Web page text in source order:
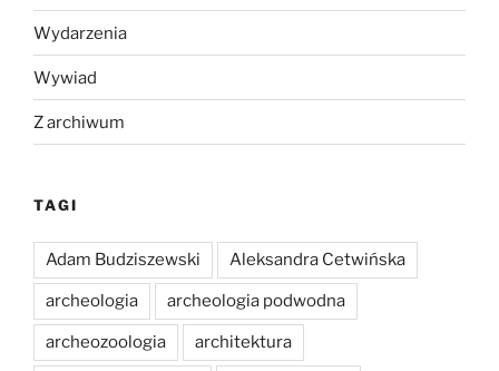
Wydarzenia
Wywiad
Z archiwum
TAGI
Adam Budziszewski Aleksandra Cetwińska
archeologia archeologia podwodna
archeozoologia architektura